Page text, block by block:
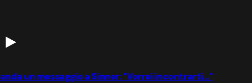
un messaggio a Sinner: "Vorrei incontrarti..."